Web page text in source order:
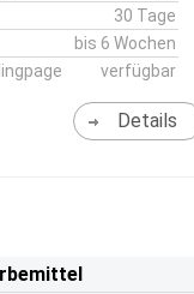
30 Tage
bis 6 Wochen
verfügbar
Details